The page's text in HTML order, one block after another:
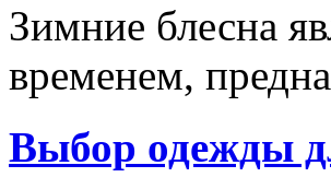
Зимние блесна
временем,
Выбор одежды